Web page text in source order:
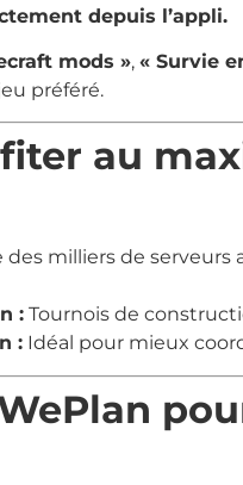
depuis l’appli.
mods », « Survie
préféré.
au
des milliers de serveurs
: Tournois de
: Idéal pour mieux